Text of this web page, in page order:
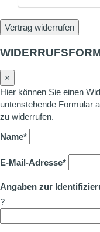
Vertrag widerrufen
×
Hier können Sie einen
untenstehende Formular
zu widerrufen.
Name*
E-Mail-Adresse*
Angaben zur
?